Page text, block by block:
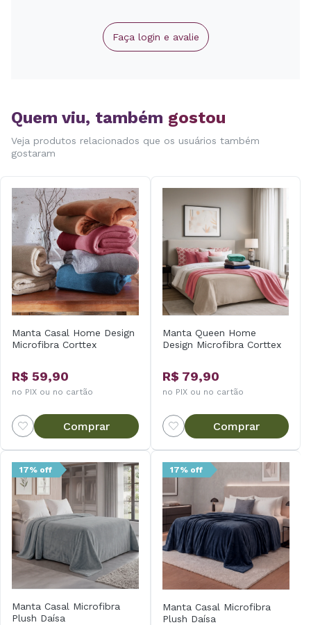
Faça login e avalie
Quem viu, também gostou
Veja produtos relacionados que os usuários também
gostaram
Manta Casal Home Design
Microfibra Corttex
R$ 59,90
no PIX ou no cartão
Comprar
Manta Queen Home
Design Microfibra Corttex
R$ 79,90
no PIX ou no cartão
Comprar
17% off
Manta Casal Microfibra
Plush Daísa
17% off
Manta Casal Microfibra
Plush Daísa